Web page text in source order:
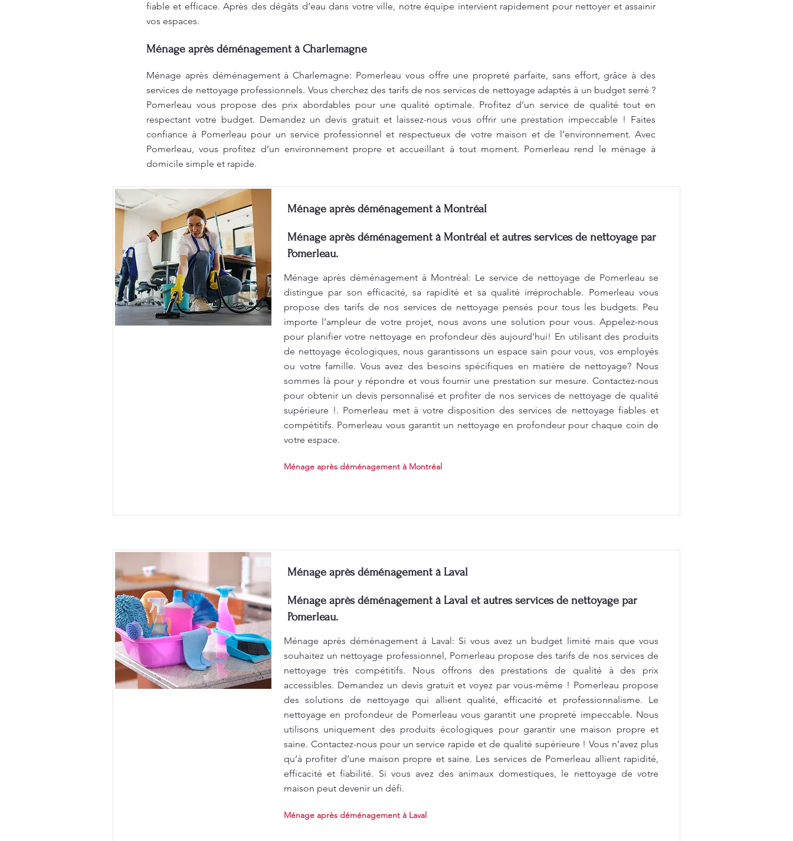
fiable et efficace. Après des dégâts d’eau dans votre ville, notre équipe intervient rapidement pour nettoyer et assainir
vos espaces.
Ménage après déménagement à Charlemagne
Ménage après déménagement à Charlemagne: Pomerleau vous offre une propreté parfaite, sans effort, grâce à des
services de nettoyage professionnels. Vous cherchez des tarifs de nos services de nettoyage adaptés à un budget serré ?
Pomerleau vous propose des prix abordables pour une qualité optimale. Profitez d’un service de qualité tout en
respectant votre budget. Demandez un devis gratuit et laissez-nous vous offrir une prestation impeccable ! Faites
confiance à Pomerleau pour un service professionnel et respectueux de votre maison et de l’environnement. Avec
Pomerleau, vous profitez d’un environnement propre et accueillant à tout moment. Pomerleau rend le ménage à
domicile simple et rapide.
Ménage après déménagement à Montréal
Ménage après déménagement à Montréal et autres services de nettoyage par
Pomerleau.
Ménage après déménagement à Montréal: Le service de nettoyage de Pomerleau se
distingue par son efficacité, sa rapidité et sa qualité irréprochable. Pomerleau vous
propose des tarifs de nos services de nettoyage pensés pour tous les budgets. Peu
importe l’ampleur de votre projet, nous avons une solution pour vous. Appelez-nous
pour planifier votre nettoyage en profondeur dès aujourd'hui! En utilisant des produits
de nettoyage écologiques, nous garantissons un espace sain pour vous, vos employés
ou votre famille. Vous avez des besoins spécifiques en matière de nettoyage? Nous
sommes là pour y répondre et vous fournir une prestation sur mesure. Contactez-nous
pour obtenir un devis personnalisé et profiter de nos services de nettoyage de qualité
supérieure !. Pomerleau met à votre disposition des services de nettoyage fiables et
compétitifs. Pomerleau vous garantit un nettoyage en profondeur pour chaque coin de
votre espace.
Ménage après déménagement à Montréal
Ménage après déménagement à Laval
Ménage après déménagement à Laval et autres services de nettoyage par
Pomerleau.
Ménage après déménagement à Laval: Si vous avez un budget limité mais que vous
souhaitez un nettoyage professionnel, Pomerleau propose des tarifs de nos services de
nettoyage très compétitifs. Nous offrons des prestations de qualité à des prix
accessibles. Demandez un devis gratuit et voyez par vous-même ! Pomerleau propose
des solutions de nettoyage qui allient qualité, efficacité et professionnalisme. Le
nettoyage en profondeur de Pomerleau vous garantit une propreté impeccable. Nous
utilisons uniquement des produits écologiques pour garantir une maison propre et
saine. Contactez-nous pour un service rapide et de qualité supérieure ! Vous n’avez plus
qu’à profiter d’une maison propre et saine. Les services de Pomerleau allient rapidité,
efficacité et fiabilité. Si vous avez des animaux domestiques, le nettoyage de votre
maison peut devenir un défi.
Ménage après déménagement à Laval